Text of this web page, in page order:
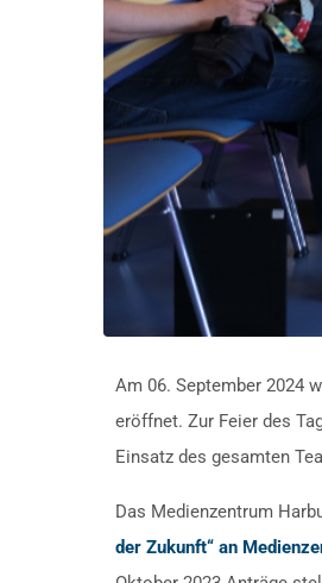
Am 06. September 2024
eröffnet. Zur Feier des
Einsatz des gesamten
Das Medienzentrum
der Zukunft“ an